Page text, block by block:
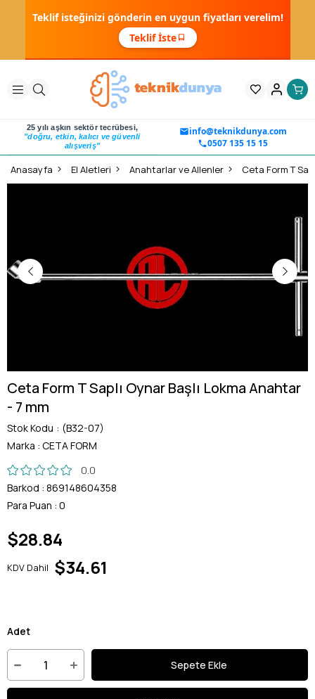
Teklif isteğinizi gönderin en uygun fiyatları verelim!
Teklif İste
25 yılı aşkın sektör tecrübesi,
"doğru, etkin, kalıcı ve güvenli
alışveriş"
info@teknikdunya.com
0507 135 15 15
Anasayfa El Aletleri Anahtarlar ve Allenler Ceta Form T
Ceta Form T Saplı Oynar Başlı Lokma Anahtar
- 7 mm
Stok Kodu
(B32-07)
Marka : CETA FORM
0.0
Barkod : 869148604358
Para Puan : 0
$28.84
KDV Dahil $34.61
Adet